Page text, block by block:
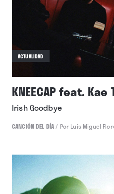
ACTUALIDAD
KNEECAP feat.
Irish Goodbye
CANCIÓN DEL DÍA/ Por Luis Miguel